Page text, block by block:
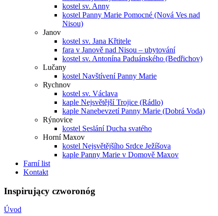
kostel sv. Anny
kostel Panny Marie Pomocné (Nová Ves nad
Nisou)
Janov
kostel sv. Jana Křtitele
fara v Janově nad Nisou – ubytování
kostel sv. Antonína Paduánského (Bedřichov)
Lučany
kostel Navštívení Panny Marie
Rychnov
kostel sv. Václava
kaple Nejsvětější Trojice (Rádlo)
kaple Nanebevzetí Panny Marie (Dobrá Voda)
Rýnovice
kostel Seslání Ducha svatého
Horní Maxov
kostel Nejsvětějšího Srdce Ježíšova
kaple Panny Marie v Domově Maxov
Farní list
Kontakt
Inspirujący czworonóg
Úvod